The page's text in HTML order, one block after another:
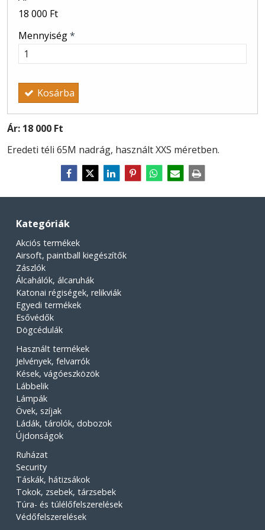
18 000 Ft
Mennyiség*
Kosárba
Ár: 18 000 Ft
Eredeti téli 65M nadrág, használt XXS méretben.
Kategóriák
Akciós termékek
Airsoft, paintball kiegészítők
Zászlók
Álcahálók, álcaruhák
Katonai régiségek, relikviák
Egyedi termékek
Esővédők
Dögcédulák
Használt termékek
Jelvények, felvarrók
Kések, vágóeszközök
Lábbelik
Lámpák
Övek, szíjak
Ládák, tárolók, dobozok
Újdonságok
Ruházat
Security
Táskák, hátizsákok
Tokok, zsebek, tárzsebek
Túra- és túlélőfelszerelések
Védőfelszerelések